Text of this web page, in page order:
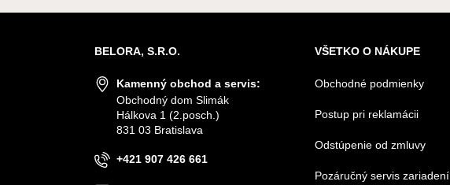
BELORA, S.R.O.
Kamenný obchod a servis:
Obchodný dom Slimák
Hálkova 1 (2.posch.)
831 03 Bratislava
+421 907 426 661
VŠETKO O NÁKUPE
Obchodné podmienky
Postup pri reklamácii
Odstúpenie od zmluvy
Pozáručný servis zariadení